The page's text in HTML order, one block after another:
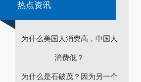
热点资讯
为什么美国人消费高，中国人
消费低？
为什么是石破茂？因为另一个